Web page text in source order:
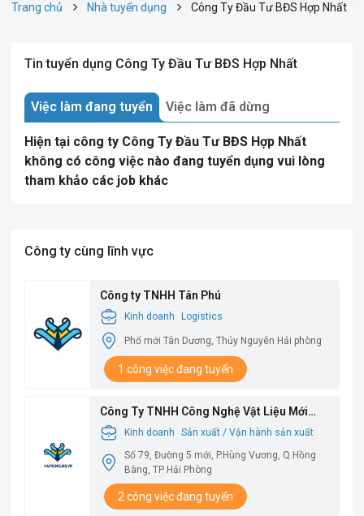
Trang chủ Nhà tuyển dụng Công Ty Đầu Tư BĐS Hợp Nhất
Tin tuyển dụng Công Ty Đầu Tư BĐS Hợp Nhất
Việc làm đang tuyển Việc làm đã dừng
Hiện tại công ty Công Ty Đầu Tư BĐS Hợp Nhất
không có công việc nào đang tuyển dụng vui lòng
tham khảo các job khác
Công ty cùng lĩnh vực
Công ty TNHH Tân Phú
Kinh doanh Logistics
Phố mới Tân Dương, Thủy Nguyên Hải phòng
1 công việc đang tuyển
Công Ty TNHH Công Nghệ Vật Liệu Mới
Babysbreath
Kinh doanh
Sản xuất / Vận hành sản xuất
Số 79, Đường 5 mới, P.Hùng Vương, Q.Hồng
Bàng, TP Hải Phòng
2 công việc đang tuyển